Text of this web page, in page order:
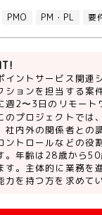
PMO PM・PL 要
イントサービス関連
ションを担当する案
週2〜3日のリモート
のプロジェクトでは
社内外の関係者との
ントロールなどの役
。年齢は28歳から50
す。主体的に業務を
力を持つ方を求めて